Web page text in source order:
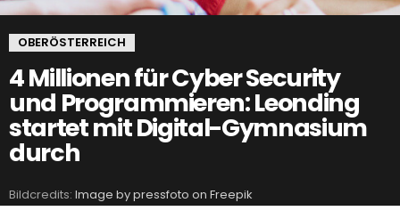
OBERÖSTERREICH
4 Millionen für Cyber Security
und Programmieren: Leonding
startet mit Digital-Gymnasium
durch
Bildcredits: Image by pressfoto on Freepik